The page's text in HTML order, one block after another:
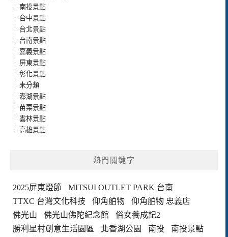
南投景點
台中景點
台北景點
台南景點
嘉義景點
屏東景點
彰化景點
未分類
澎湖景點
苗栗景點
雲林景點
高雄景點
熱門關鍵字
2025屏東燈節
MITSUI OUTLET PARK 台南
TTXC 台灣文化科技
仰角舶物
仰角舶物 忠義店
佛光山
佛光山佛陀紀念館
俗女養成記2
勝利星村創意生活園區
北香湖公園 南投
南投景點